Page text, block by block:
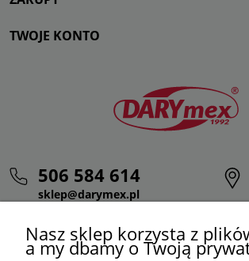
TWOJE KONTO
506 584 614
sklep@darymex.pl
Nasz sklep korzysta z
a my dbamy o Twoją